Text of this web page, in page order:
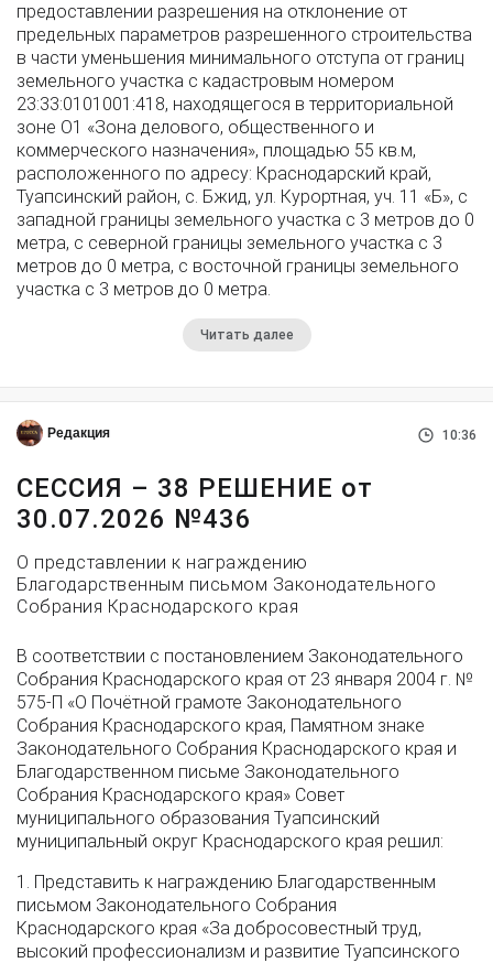
предоставлении разрешения на отклонение от
предельных параметров разрешенного строительства
в части уменьшения минимального отступа от границ
земельного участка с кадастровым номером
23:33:0101001:418, находящегося в территориальной
зоне О1 «Зона делового, общественного и
коммерческого назначения», площадью 55 кв.м,
расположенного по адресу: Краснодарский край,
Туапсинский район, с. Бжид, ул. Курортная, уч. 11 «Б», с
западной границы земельного участка с 3 метров до 0
метра, с северной границы земельного участка с 3
метров до 0 метра, с восточной границы земельного
участка с 3 метров до 0 метра.
Читать далее
Редакция 10:36
СЕССИЯ – 38 РЕШЕНИЕ от
30.07.2026 №436
О представлении к награждению
Благодарственным письмом Законодательного
Собрания Краснодарского края
В соответствии с постановлением Законодательного
Собрания Краснодарского края от 23 января 2004 г. №
575-П «О Почётной грамоте Законодательного
Собрания Краснодарского края, Памятном знаке
Законодательного Собрания Краснодарского края и
Благодарственном письме Законодательного
Собрания Краснодарского края» Совет
муниципального образования Туапсинский
муниципальный округ Краснодарского края решил:
1. Представить к награждению Благодарственным
письмом Законодательного Собрания
Краснодарского края «За добросовестный труд,
высокий профессионализм и развитие Туапсинского